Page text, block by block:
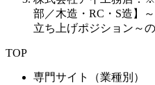
部／木造・RC・S造】
立ち上げポジション～
TOP
専門サイト（業種別）